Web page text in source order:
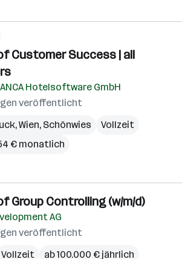
Customer Success | all
Hotelsoftware GmbH
veröffentlicht
,Wien, Schönwies
Vollzeit
€ monatlich
Group Controlling (w/m/d)
AG
veröffentlicht
Vollzeit ab 100.000 € jährlich